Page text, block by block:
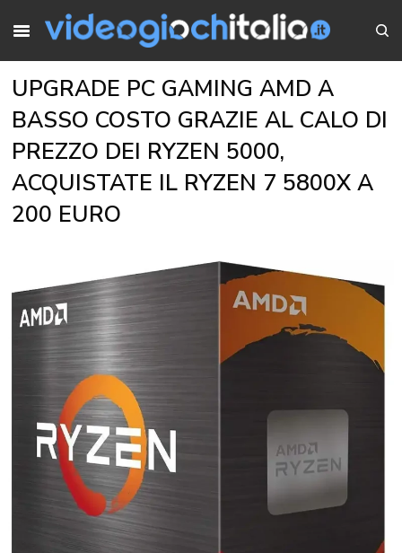
UPGRADE PC GAMING AMD A
BASSO COSTO GRAZIE AL CALO DI
PREZZO DEI RYZEN 5000,
ACQUISTATE IL RYZEN 7 5800X A
200 EURO